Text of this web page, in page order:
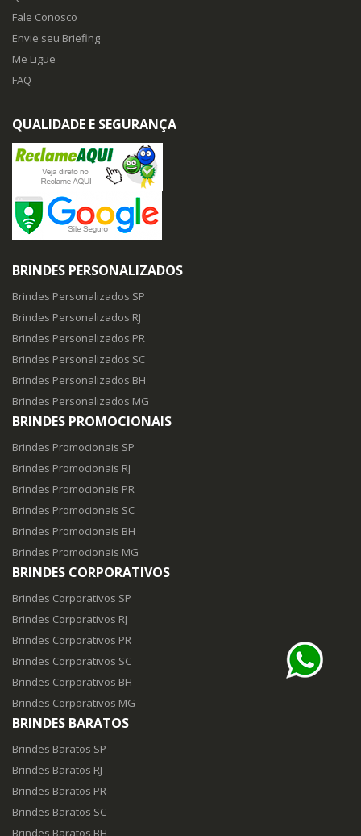
Fale Conosco
Envie seu Briefing
Me Ligue
FAQ
QUALIDADE E SEGURANÇA
BRINDES PERSONALIZADOS
Brindes Personalizados SP
Brindes Personalizados RJ
Brindes Personalizados PR
Brindes Personalizados SC
Brindes Personalizados BH
Brindes Personalizados MG
BRINDES PROMOCIONAIS
Brindes Promocionais SP
Brindes Promocionais RJ
Brindes Promocionais PR
Brindes Promocionais SC
Brindes Promocionais BH
Brindes Promocionais MG
BRINDES CORPORATIVOS
Brindes Corporativos SP
Brindes Corporativos RJ
Brindes Corporativos PR
Brindes Corporativos SC
Brindes Corporativos BH
Brindes Corporativos MG
BRINDES BARATOS
Brindes Baratos SP
Brindes Baratos RJ
Brindes Baratos PR
Brindes Baratos SC
Brindes Baratos BH